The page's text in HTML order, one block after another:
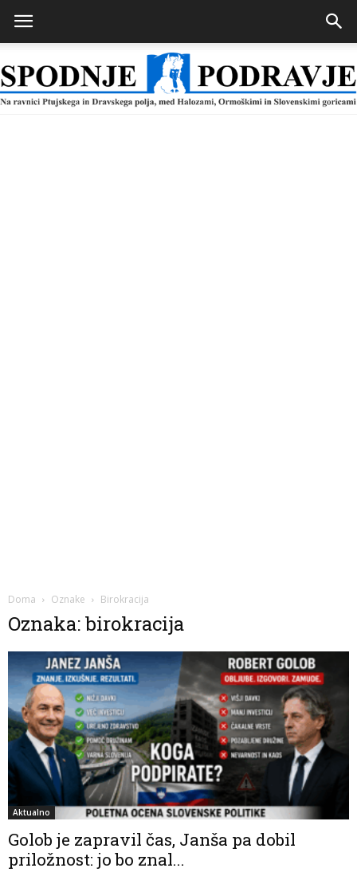
Doma Oznake Birokracija
Oznaka: birokracija
Aktualno
Golob je zapravil čas, Janša pa dobil
priložnost: jo bo znal...